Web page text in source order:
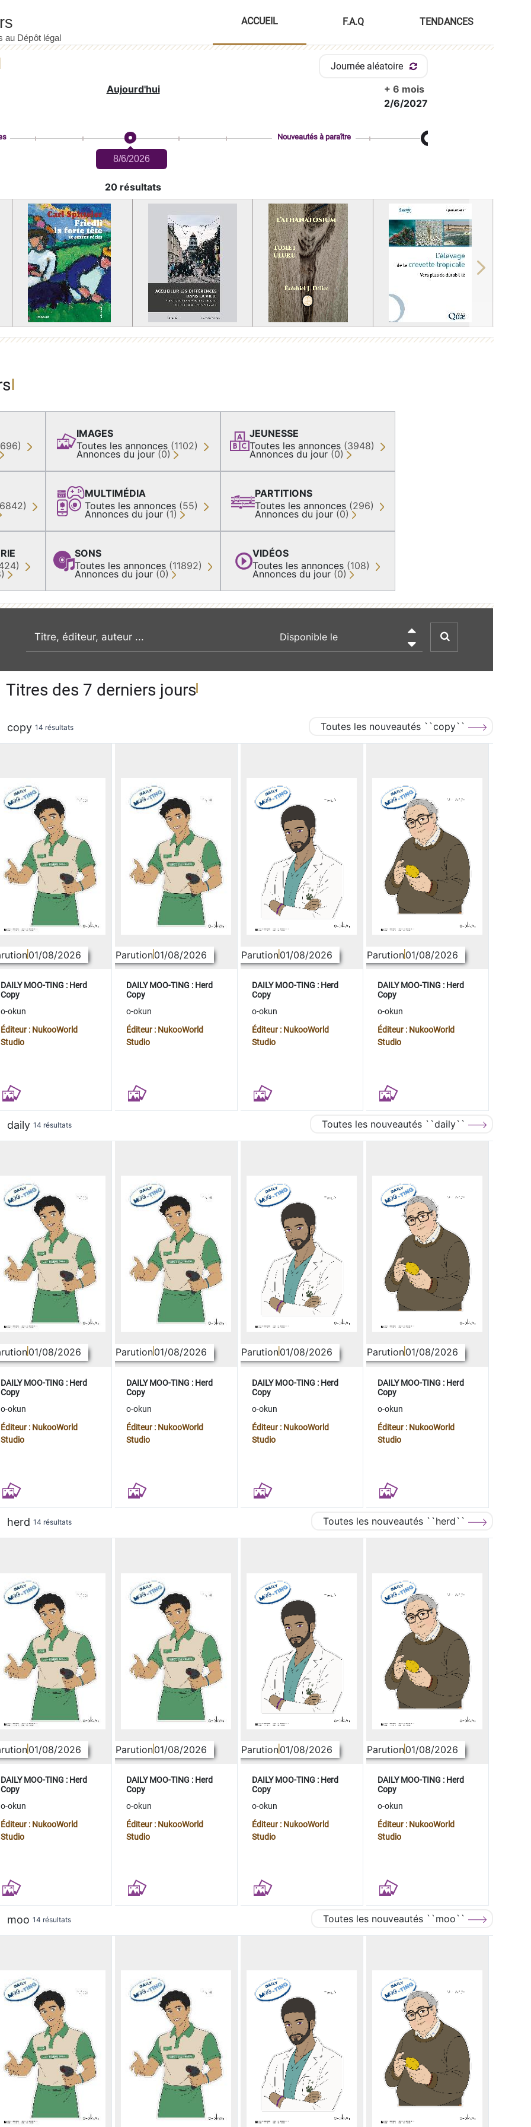
ACCUEIL F.A.Q TENDANCES
Journée aléatoire
Aujourd'hui
+ 6 mois
2/6/2027
8/6/2026
Nouveautés à paraître
20 résultats
Next
IMAGES
Toutes les annonces (1102)
Annonces du jour (0)
MULTIMÉDIA
Toutes les annonces (55)
Annonces du jour (1)
SONS
Toutes les annonces (11892)
Annonces du jour (0)
JEUNESSE
Toutes les annonces (3948)
Annonces du jour (0)
PARTITIONS
Toutes les annonces (296)
Annonces du jour (0)
VIDÉOS
Toutes les annonces (108)
Annonces du jour (0)
recherche par mot clé

Titres des 7 derniers jours
copy 14 résultats Toutes les nouveautés ``copy``
01/08/2026
DAILY MOO-TING : Herd
Copy
o-okun
Éditeur : NukooWorld
Studio
Parution01/08/2026
DAILY MOO-TING : Herd
Copy
o-okun
Éditeur : NukooWorld
Studio
Parution01/08/2026
DAILY MOO-TING : Herd
Copy
o-okun
Éditeur : NukooWorld
Studio
Parution01/08/2026
DAILY MOO-TING : Herd
Copy
o-okun
Éditeur : NukooWorld
Studio
daily 14 résultats Toutes les nouveautés ``daily``
01/08/2026
DAILY MOO-TING : Herd
Copy
o-okun
Éditeur : NukooWorld
Studio
Parution01/08/2026
DAILY MOO-TING : Herd
Copy
o-okun
Éditeur : NukooWorld
Studio
Parution01/08/2026
DAILY MOO-TING : Herd
Copy
o-okun
Éditeur : NukooWorld
Studio
Parution01/08/2026
DAILY MOO-TING : Herd
Copy
o-okun
Éditeur : NukooWorld
Studio
herd 14 résultats Toutes les nouveautés ``herd``
01/08/2026
DAILY MOO-TING : Herd
Copy
o-okun
Éditeur : NukooWorld
Studio
Parution01/08/2026
DAILY MOO-TING : Herd
Copy
o-okun
Éditeur : NukooWorld
Studio
Parution01/08/2026
DAILY MOO-TING : Herd
Copy
o-okun
Éditeur : NukooWorld
Studio
Parution01/08/2026
DAILY MOO-TING : Herd
Copy
o-okun
Éditeur : NukooWorld
Studio
moo 14 résultats Toutes les nouveautés ``moo``